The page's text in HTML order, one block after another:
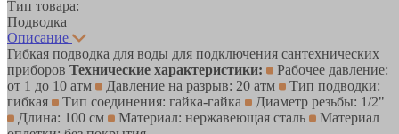
Тип товара:
Подводка
Описание
Гибкая подводка для воды для подключения сантехнических
приборов Технические характеристики:
Рабочее давление:
от 1 до 10 атм
Давление на разрыв: 20 атм
Тип подводки:
гибкая
Тип соединения: гайка-гайка
Диаметр резьбы: 1/2"
Длина: 100 см
Материал: нержавеющая сталь
Материал